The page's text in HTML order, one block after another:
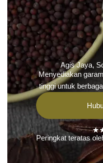
Agis Jaya,
Menyediakan
tinggi untuk
Peringkat teratas